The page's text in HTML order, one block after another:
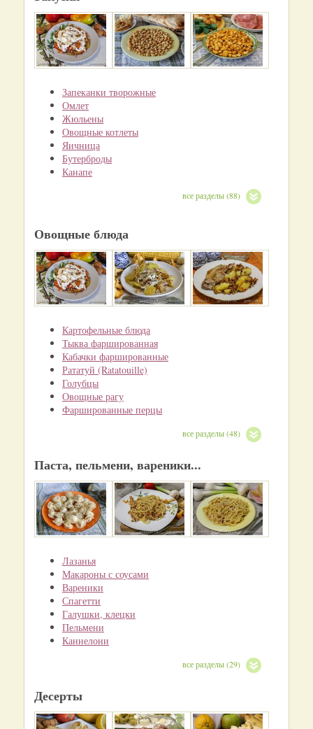
Запеканки творожные
Омлет
Жюльены
Овощные котлеты
Яичница
Бутерброды
Канапе
все разделы (88)
Овощные блюда
Картофельные блюда
Тыква фаршированная
Кабачки фаршированные
Рататуй (Ratatouille)
Голубцы
Овощные рагу
Фаршированные перцы
все разделы (48)
Паста, пельмени, вареники...
Лазанья
Макароны с соусами
Вареники
Спагетти
Галушки, клецки
Пельмени
Каннелони
все разделы (29)
Десерты